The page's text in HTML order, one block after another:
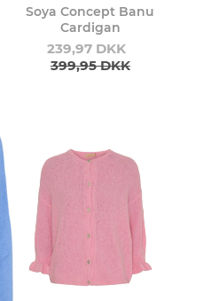
Soya Concept Banu
Cardigan
239,97 DKK
399,95 DKK